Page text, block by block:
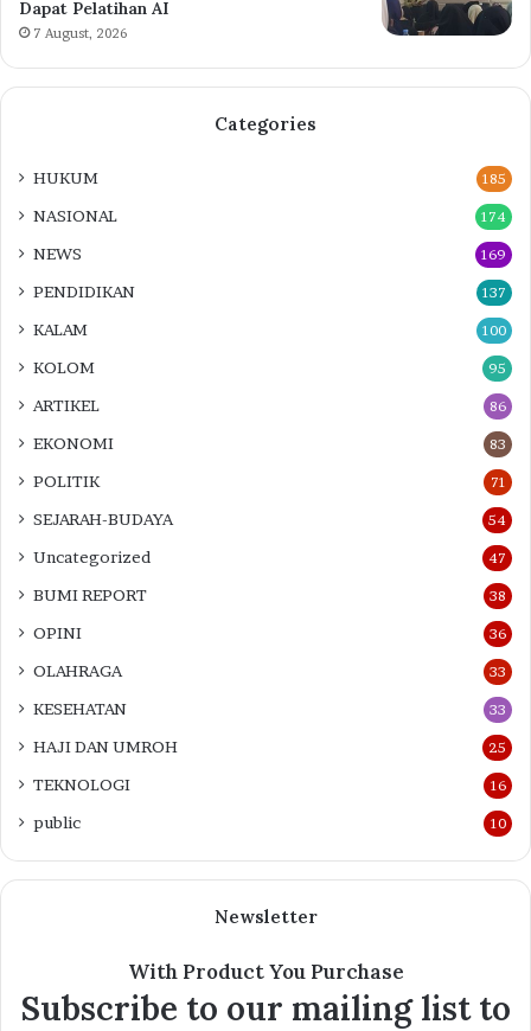
Dapat Pelatihan AI
7 August, 2026
Categories
HUKUM 185
NASIONAL 174
NEWS 169
PENDIDIKAN 137
KALAM 100
KOLOM 95
ARTIKEL 86
EKONOMI 83
POLITIK 71
SEJARAH-BUDAYA 54
Uncategorized 47
BUMI REPORT 38
OPINI 36
OLAHRAGA 33
KESEHATAN 33
HAJI DAN UMROH 25
TEKNOLOGI 16
public 10
Newsletter
With Product You Purchase
Subscribe to our mailing list to